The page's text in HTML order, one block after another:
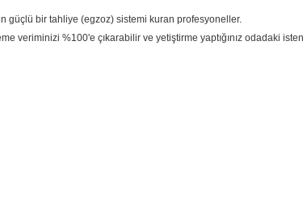
güçlü bir tahliye (egzoz) sistemi kuran profesyoneller.
veriminizi %100'e çıkarabilir ve yetiştirme yaptığınız odadaki